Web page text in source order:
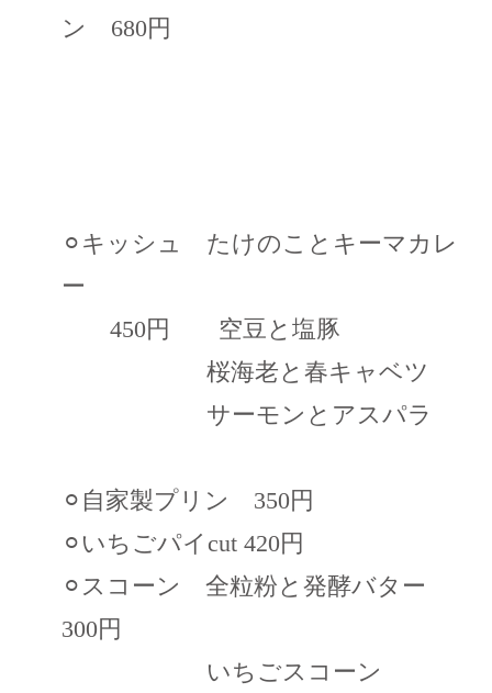
ン 680円
⚪︎キッシュ たけのことキーマカレ
ー
450円 空豆と塩豚
桜海老と春キャベツ
サーモンとアスパラ
⚪︎自家製プリン 350円
⚪︎いちごパイcut 420円
⚪︎スコーン 全粒粉と発酵バター
300円
いちごスコーン